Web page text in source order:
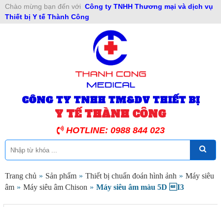
Chào mừng bạn đến với Công ty TNHH Thương mại và dịch vụ
Thiết bị Y tế Thành Công
CÔNG TY TNHH TM&DV THIẾT BỊ
Y TẾ THÀNH CÔNG
HOTLINE: 0988 844 023
Trang chủ » Sản phẩm » Thiết bị chuẩn đoán hình ảnh » Máy siêu
âm » Máy siêu âm Chison » Máy siêu âm màu 5D I3